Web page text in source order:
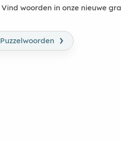
Vind woorden in onze nieuwe
Puzzelwoorden ›